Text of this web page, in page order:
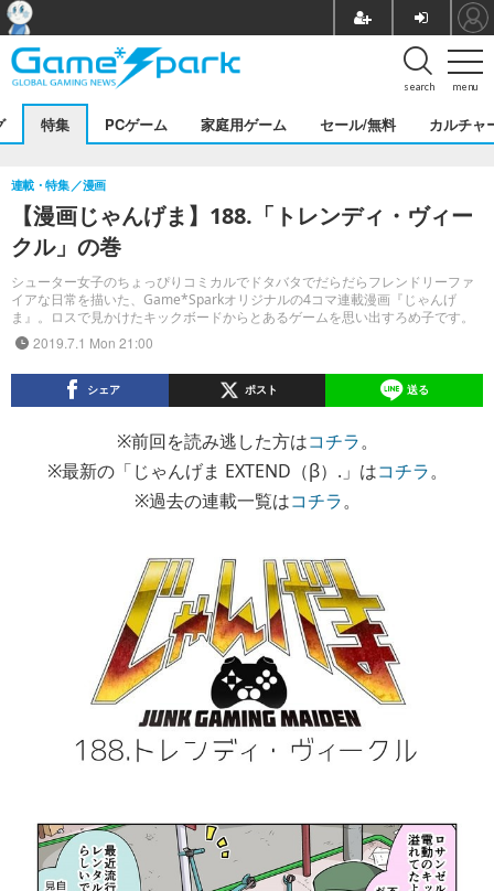
menu
search
特集 PCゲーム 家庭用ゲーム セール/無料 カルチャ
【漫画じゃんげま】188.「トレンディ・ヴィー
クル」の巻
シューター女子のちょっぴりコミカルでドタバタでだらだらフレンドリーファ
イアな日常を描いた、Game*Sparkオリジナルの4コマ連載漫画『じゃんげ
ま』。ロスで見かけたキックボードからとあるゲームを思い出すろめ子です。
連載・特集 漫画
2019.7.1 Mon 21:00
シェア ポスト 送る
※前回を読み逃した方はコチラ。
※最新の「じゃんげま EXTEND（β）.」はコチラ。
※過去の連載一覧はコチラ。